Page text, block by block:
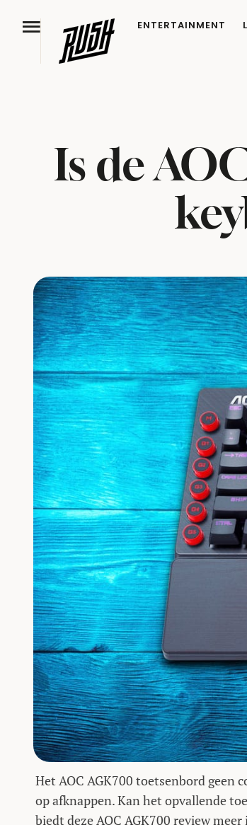
ENTERTAINMENT
Is de
Het AOC AGK700 toetsenbord geen
op afknappen. Kan het opvallende
biedt deze AOC AGK700 review